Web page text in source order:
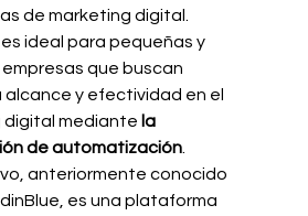
de marketing digital.
ideal para pequeñas y
que buscan
alcance y efectividad en el
digital mediante la
de automatización.
anteriormente conocido
es una plataforma